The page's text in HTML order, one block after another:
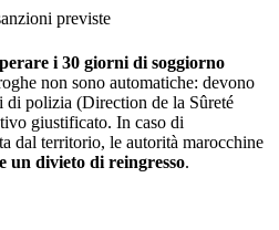
previste
i 30 giorni di soggiorno
non sono automatiche: devono
di polizia (Direction de la Sûreté
giustificato. In caso di
dal territorio, le autorità marocchine
un divieto di reingresso.